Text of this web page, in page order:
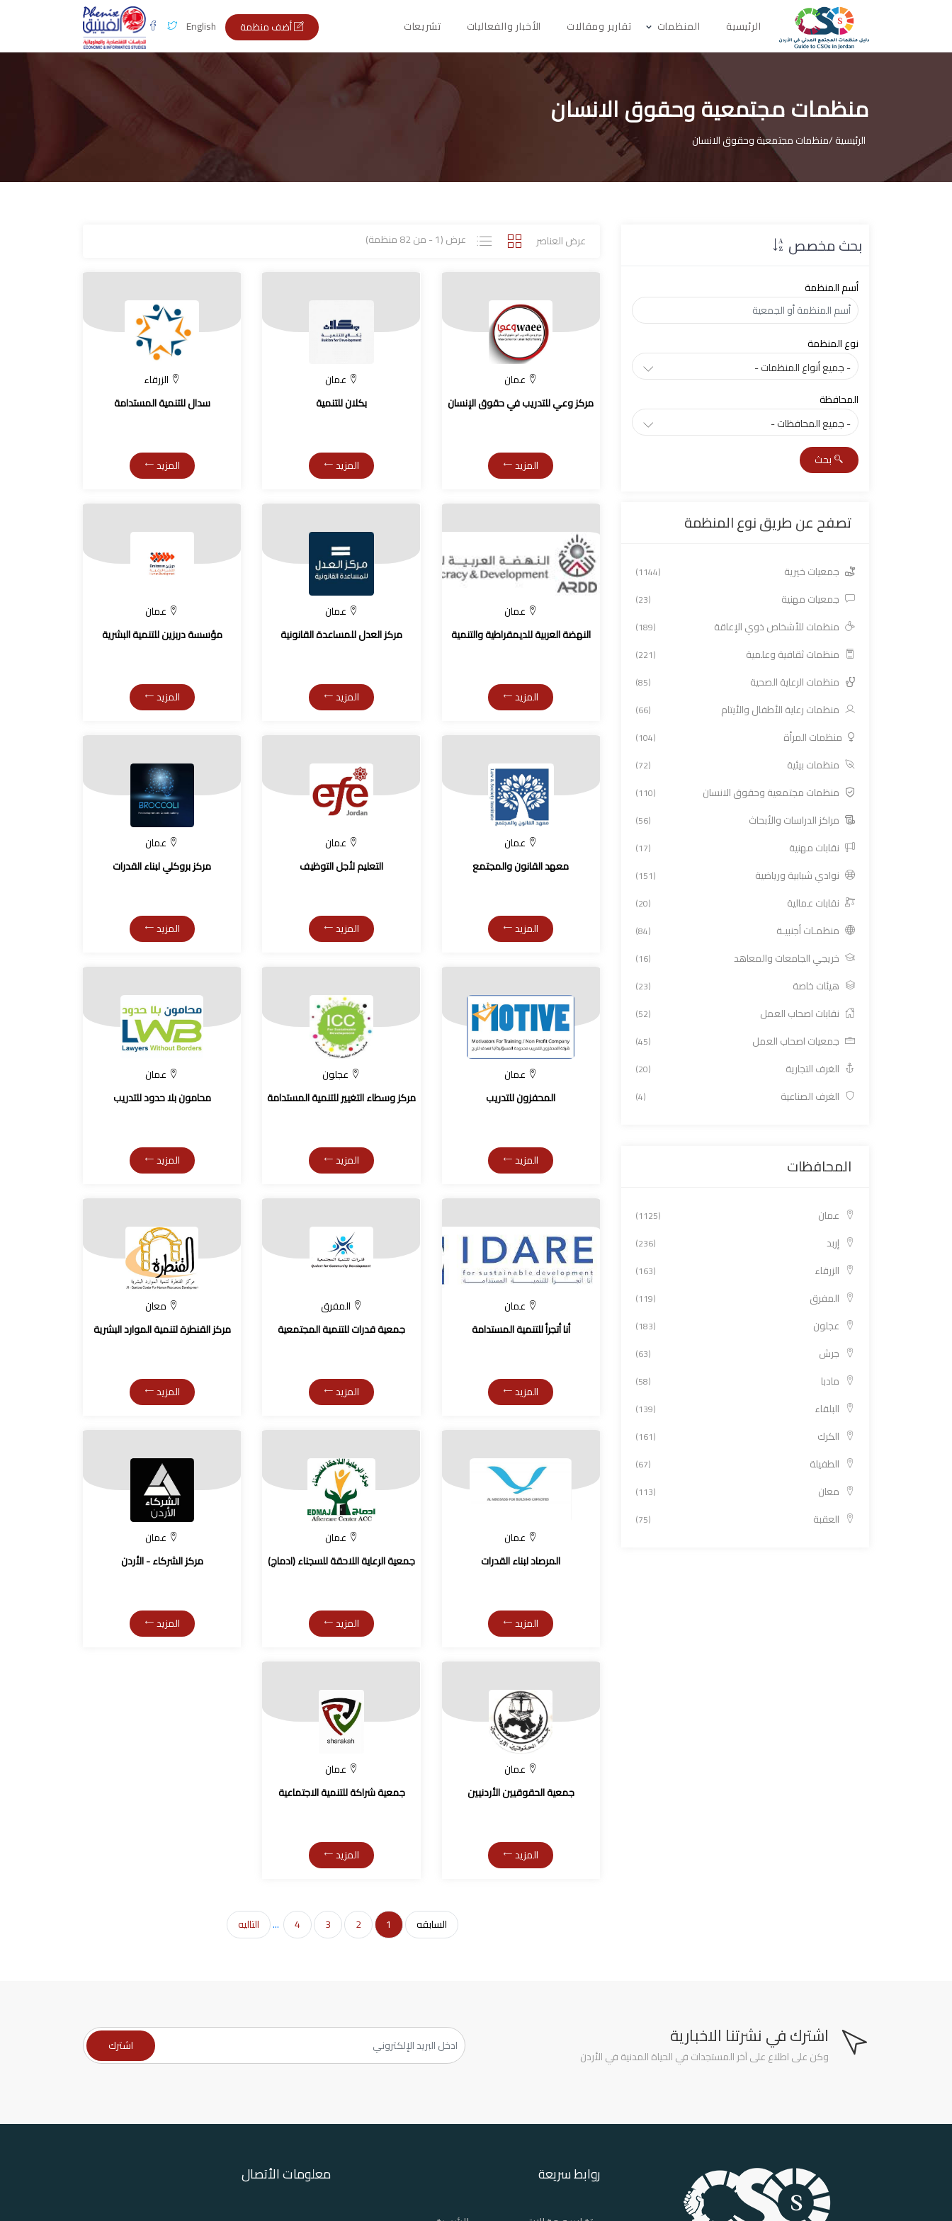
أضف منظمة English الرئيسية المنظمات تقارير ومقالات الأخبار والفعاليات تشريعات
منظمات مجتمعية وحقوق الانسان
الرئيسية /منظمات مجتمعية وحقوق الانسان
بحث مخصص
أسم المنظمة
نوع المنظمة
المحافظة
بحث
تصفح عن طريق نوع المنظمة
جمعيات خيرية (1144)
جمعيات مهنية (23)
منظمات للأشخاص ذوي الإعاقة (189)
منظمات ثقافية وعلمية (221)
منظمات الرعاية الصحية (85)
منظمات رعاية الأطفال والأيتام (66)
منظمات المرأة (104)
منظمات بيئية (72)
منظمات مجتمعية وحقوق الانسان (110)
مراكز الدراسات والأبحاث (56)
نقابات مهنية (17)
نوادي شبابية ورياضية (151)
نقابات عمالية (20)
منظمـات أجنبيـة (84)
خريجي الجامعات والمعاهد (16)
هيئات خاصة (23)
نقابات اصحاب العمل (52)
جمعيات اصحاب العمل (45)
الغرف التجارية (20)
الغرف الصناعية (4)
المحافظات
عمان (1125)
إربد (236)
الزرقاء (163)
المفرق (119)
عجلون (183)
جرش (63)
مادبا (58)
البلقاء (139)
الكرك (161)
الطفيلة (67)
معان (113)
العقبة (75)
عرض (1 - من 82 منظمة) عرض العناصر
عمان
مركز وعي للتدريب في حقوق الإنسان
المزيد
عمان
بكلان للتنمية
المزيد
الزرقاء
سدال للتنمية المستدامة
المزيد
عمان
النهضة العربية للديمقراطية والتنمية
المزيد
عمان
مركز العدل للمساعدة القانونية
المزيد
عمان
مؤسسة دربزين للتنمية البشرية
المزيد
عمان
معهد القانون والمجتمع
المزيد
عمان
التعليم لأجل التوظيف
المزيد
عمان
مركز بروكلي لبناء القدرات
المزيد
عمان
المحفزون للتدريب
المزيد
عجلون
مركز وسطاء التغيير للتنمية المستدامة
المزيد
عمان
محامون بلا حدود للتدريب
المزيد
عمان
أنا أتجرأ للتنمية المستدامة
المزيد
المفرق
جمعية قدرات للتنمية المجتمعية
المزيد
معان
مركز القنطرة لتنمية الموارد البشرية
المزيد
عمان
المرصاد لبناء القدرات
المزيد
عمان
جمعية الرعاية اللاحقة للسجناء (ادماج)
المزيد
عمان
مركز الشركاء - الأردن
المزيد
عمان
جمعية الحقوقيين الأردنيين
المزيد
عمان
جمعية شراكة للتنمية الاجتماعية
المزيد
السابقه 1
2
3
4
... التاليه
اشترك في نشرتنا الاخبارية
وكن على اطلاع على آخر المستجدات في الحياة المدنية في الأردن
روابط سريعة معلومات الأتصال